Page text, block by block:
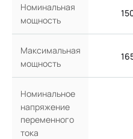
Номинальная
мощность
Максимальная
мощность
Номинальное
напряжение
переменного
тока